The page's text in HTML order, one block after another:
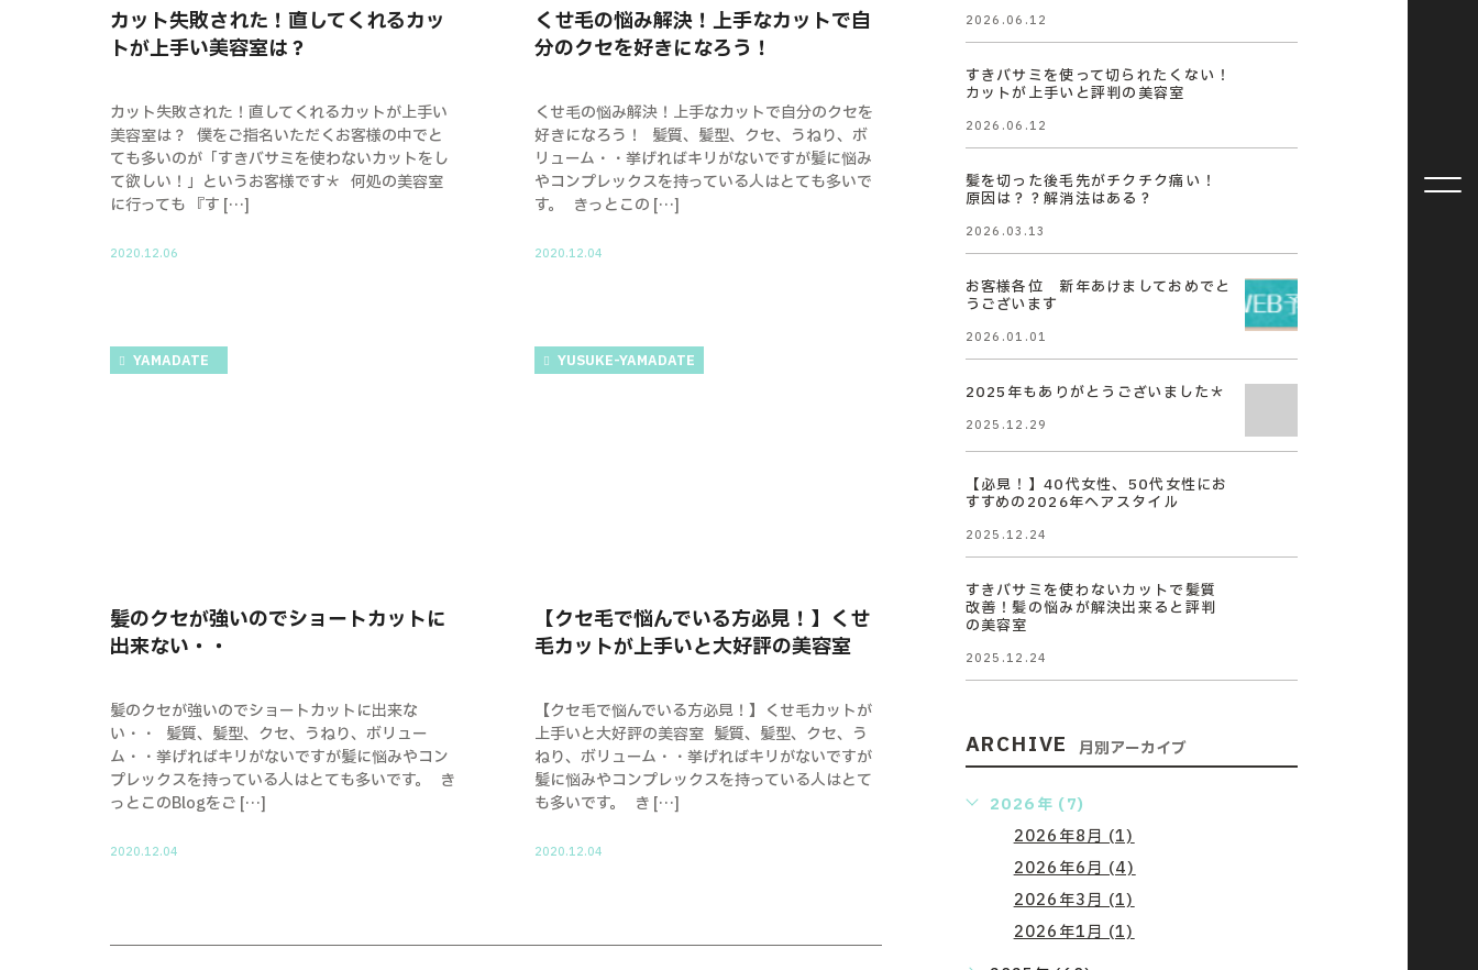
カット失敗された！直してくれるカッ
トが上手い美容室は？
カット失敗された！直してくれるカットが上手い
美容室は？ 僕をご指名いただくお客様の中でと
ても多いのが「すきバサミを使わないカットをし
て欲しい！」というお客様です＊ 何処の美容室
に行っても 『す […]
2020.12.06
くせ毛の悩み解決！上手なカットで自
分のクセを好きになろう！
くせ毛の悩み解決！上手なカットで自分のクセを
好きになろう！ 髪質、髪型、クセ、うねり、ボ
リューム・・挙げればキリがないですが髪に悩み
やコンプレックスを持っている人はとても多いで
す。 きっとこの […]
2020.12.04
YAMADATE
髪のクセが強いのでショートカットに
出来ない・・
髪のクセが強いのでショートカットに出来な
い・・ 髪質、髪型、クセ、うねり、ボリュー
ム・・挙げればキリがないですが髪に悩みやコン
プレックスを持っている人はとても多いです。 き
っとこのBlogをご […]
2020.12.04
YUSUKE-YAMADATE
【クセ毛で悩んでいる方必見！】くせ
毛カットが上手いと大好評の美容室
【クセ毛で悩んでいる方必見！】くせ毛カットが
上手いと大好評の美容室 髪質、髪型、クセ、う
ねり、ボリューム・・挙げればキリがないですが
髪に悩みやコンプレックスを持っている人はとて
も多いです。 き […]
2020.12.04
2026.06.12
すきバサミを使って切られたくない！
カットが上手いと評判の美容室
2026.06.12
髪を切った後毛先がチクチク痛い！
原因は？？解消法はある？
2026.03.13
お客様各位 新年あけましておめでと
うございます
2026.01.01
2025年もありがとうございました＊
2025.12.29
【必見！】40代女性、50代女性にお
すすめの2026年ヘアスタイル
2025.12.24
すきバサミを使わないカットで髪質
改善！髪の悩みが解決出来ると評判
の美容室
2025.12.24
ARCHIVE 月別アーカイブ
2026年 (7)
2026年8月 (1)
2026年6月 (4)
2026年3月 (1)
2026年1月 (1)